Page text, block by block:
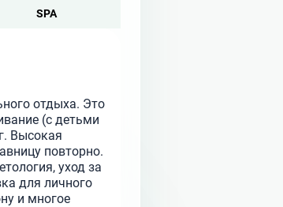
SPA
отдыха. Это
(с детьми
Высокая
повторно.
уход за
для личного
и многое